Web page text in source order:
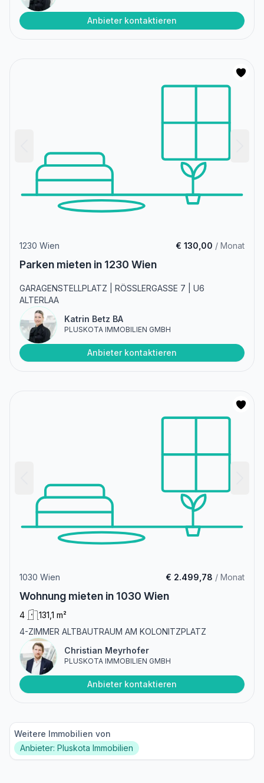
Anbieter kontaktieren
1230 Wien € 130,00 / Monat
Parken mieten in 1230 Wien
GARAGENSTELLPLATZ | RÖSSLERGASSE 7 | U6
ALTERLAA
Katrin Betz BA
PLUSKOTA IMMOBILIEN GMBH
Anbieter kontaktieren
1030 Wien € 2.499,78 / Monat
Wohnung mieten in 1030 Wien
4
131,1 m²
4-ZIMMER ALTBAUTRAUM AM KOLONITZPLATZ
Christian Meyrhofer
PLUSKOTA IMMOBILIEN GMBH
Anbieter kontaktieren
Weitere Immobilien von
Anbieter: Pluskota Immobilien